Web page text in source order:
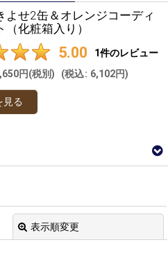
よせ2缶＆オレンジコーディ
（化粧箱入り）
5.00 1件のレビュー
円(税別) (税込: 6,102円)
見る
1件
表示順変更